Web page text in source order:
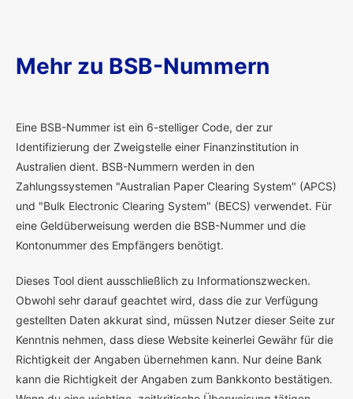
Mehr zu BSB-Nummern
Eine BSB-Nummer ist ein 6-stelliger Code, der zur
Identifizierung der Zweigstelle einer Finanzinstitution in
Australien dient. BSB-Nummern werden in den
Zahlungssystemen "Australian Paper Clearing System" (APCS)
und "Bulk Electronic Clearing System" (BECS) verwendet. Für
eine Geldüberweisung werden die BSB-Nummer und die
Kontonummer des Empfängers benötigt.
Dieses Tool dient ausschließlich zu Informationszwecken.
Obwohl sehr darauf geachtet wird, dass die zur Verfügung
gestellten Daten akkurat sind, müssen Nutzer dieser Seite zur
Kenntnis nehmen, dass diese Website keinerlei Gewähr für die
Richtigkeit der Angaben übernehmen kann. Nur deine Bank
kann die Richtigkeit der Angaben zum Bankkonto bestätigen.